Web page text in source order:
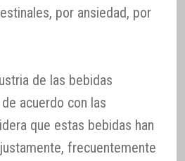
por ansiedad, por
de las bebidas
acuerdo con las
que estas bebidas han
frecuentemente